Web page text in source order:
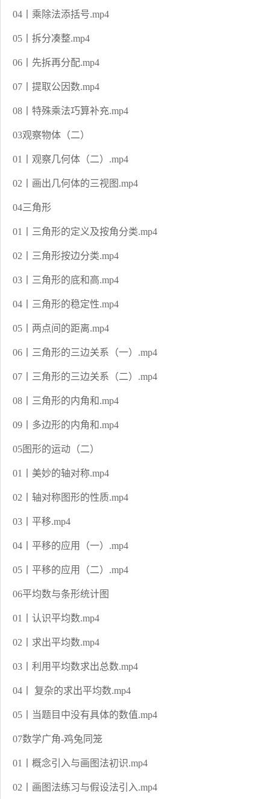
04丨乘除法添括号.mp4
05丨拆分凑整.mp4
06丨先拆再分配.mp4
07丨提取公因数.mp4
08丨特殊乘法巧算补充.mp4
03观察物体（二）
01丨观察几何体（二）.mp4
02丨画出几何体的三视图.mp4
04三角形
01丨三角形的定义及按角分类.mp4
02丨三角形按边分类.mp4
03丨三角形的底和高.mp4
04丨三角形的稳定性.mp4
05丨两点间的距离.mp4
06丨三角形的三边关系（一）.mp4
07丨三角形的三边关系（二）.mp4
08丨三角形的内角和.mp4
09丨多边形的内角和.mp4
05图形的运动（二）
01丨美妙的轴对称.mp4
02丨轴对称图形的性质.mp4
03丨平移.mp4
04丨平移的应用（一）.mp4
05丨平移的应用（二）.mp4
06平均数与条形统计图
01丨认识平均数.mp4
02丨求出平均数.mp4
03丨利用平均数求出总数.mp4
04丨 复杂的求出平均数.mp4
05丨当题目中没有具体的数值.mp4
07数学广角-鸡兔同笼
01丨概念引入与画图法初识.mp4
02丨画图法练习与假设法引入.mp4